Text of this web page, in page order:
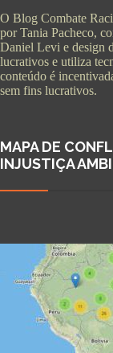
O Blog Combate
por Tania Pacheco,
Daniel Levi e design
lucrativos e utiliza
conteúdo é
sem fins lucrativos.
MAPA DE
INJUSTIÇA